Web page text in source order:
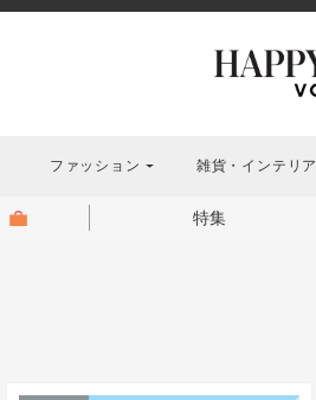
ファッション 雑貨・インテリア
特集